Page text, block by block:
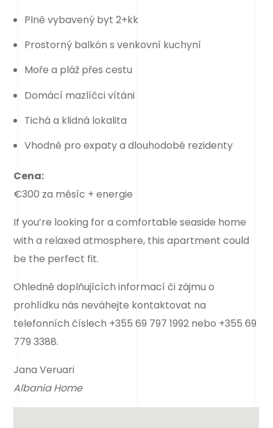
Plně vybavený byt 2+kk
Prostorný balkón s venkovní kuchyní
Moře a pláž přes cestu
Domácí mazlíčci vítáni
Tichá a klidná lokalita
Vhodné pro expaty a dlouhodobé rezidenty
Cena:
€300 za měsíc + energie
If you’re looking for a comfortable seaside home
with a relaxed atmosphere, this apartment could
be the perfect fit.
Ohledně doplňujících informací či zájmu o
prohlídku nás neváhejte kontaktovat na
telefonních číslech +355 69 797 1992 nebo +355 69
779 3388.
Jana Veruari
Albania Home